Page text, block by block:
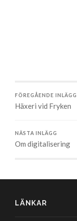
FÖREGÅENDE INLÄGG
Häxeri vid Fryken
NÄSTA INLÄGG
Om digitalisering
LÄNKAR